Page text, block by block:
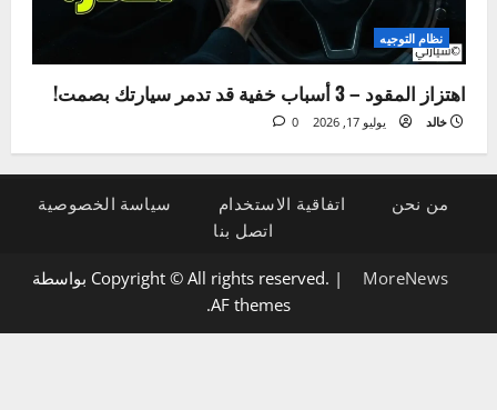
خالد يوليو 21, 2026